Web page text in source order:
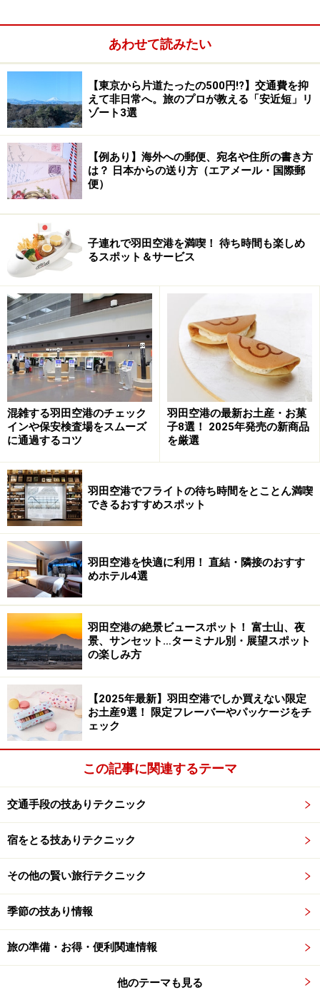
が重要となります。
例えば旅行会社の積立の場合、ツアーはもちろん、近畿
日本ツーリストや日本旅行などは、JRや私鉄の切符など
の手配にも利用できます。JTBはJRや私鉄切符の手配に
は利用できませんが、インターネット経由の申し込みに
も対応しています。
また、積立金額についても、無理なく利用できる範囲に
留めることが重要です。以下のポイントを参考に、具体
的なプランを検討されるといいでしょう。
目標を決めると貯めている間も意外と楽しめる
■積立先の信用度を確認
各旅行会社への積立となる為、万が一積立て先が倒産な
どに至った場合は、積立てたお金が全額は戻ってこない
リスクもあります。積立てる時には、きちんと自分の目
で”ここなら大丈夫”と思える旅行会社を選びましょう。
■満期時に利用できるサービス範囲を確認
満期時には、各旅行会社で利用可能な旅行券などの形で
戻ってきますが、この利用範囲について確認をきちんと
すし、一定の制約がある会社もあります。
大抵は、自社及び提携している他社のツアーや宿泊代金
には利用できますが、交通機関のみ（航空券、JRの切符
など）の手配については利用できる・できないが各社分
あわせて読みたい
【東京から片道たったの500円!?】交通費を抑
えて非日常へ。旅のプロが教える「安近短」リ
ゾート3選
【例あり】海外への郵便、宛名や住所の書き方
は？ 日本からの送り方（エアメール・国際郵
便）
子連れで羽田空港を満喫！ 待ち時間も楽しめ
るスポット＆サービス
混雑する羽田空港のチェック
インや保安検査場をスムーズ
に通過するコツ
羽田空港の最新お土産・お菓
子8選！ 2025年発売の新商品
を厳選
羽田空港でフライトの待ち時間をとことん満喫
できるおすすめスポット
羽田空港を快適に利用！ 直結・隣接のおすす
めホテル4選
羽田空港の絶景ビュースポット！ 富士山、夜
景、サンセット…ターミナル別・展望スポット
の楽しみ方
【2025年最新】羽田空港でしか買えない限定
お土産9選！ 限定フレーバーやパッケージをチ
ェック
この記事に関連するテーマ
交通手段の技ありテクニック
宿をとる技ありテクニック
その他の賢い旅行テクニック
季節の技あり情報
旅の準備・お得・便利関連情報
他のテーマも見る